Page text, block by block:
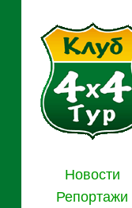
Новости
Репортажи